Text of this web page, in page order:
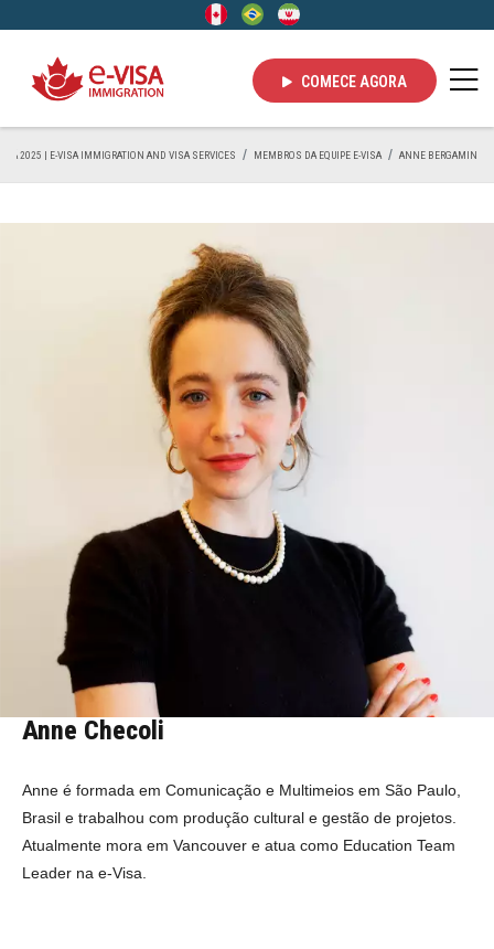
COMECE AGORA
2025 | E-VISA IMMIGRATION AND VISA SERVICES MEMBROS DA EQUIPE E-VISA ANNE BERGAMIN
Anne Checoli
Anne é formada em Comunicação e Multimeios em São Paulo,
Brasil e trabalhou com produção cultural e gestão de projetos.
Atualmente mora em Vancouver e atua como Education Team
Leader na e-Visa.